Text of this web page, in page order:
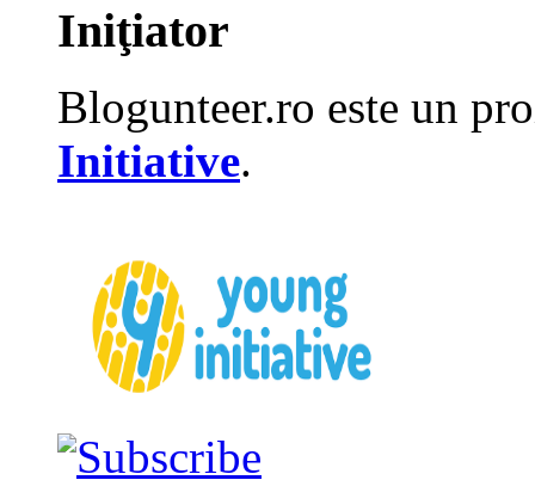
Iniţiator
Blogunteer.ro este un
Initiative.